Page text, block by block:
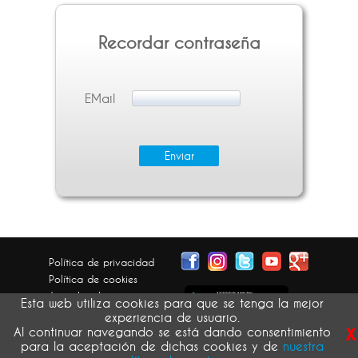
Esta web utiliza cookies para que se tenga la mejor
experiencia de usuario.
Al continuar navegando se está dando consentimiento
para la aceptación de dichas cookies y de nuestra
x
Recordar contraseña
EMail
Política de privacidad
Política de cookies
Aviso legal
Condiciones generales
Devolución pedidos
atribución de imágenes